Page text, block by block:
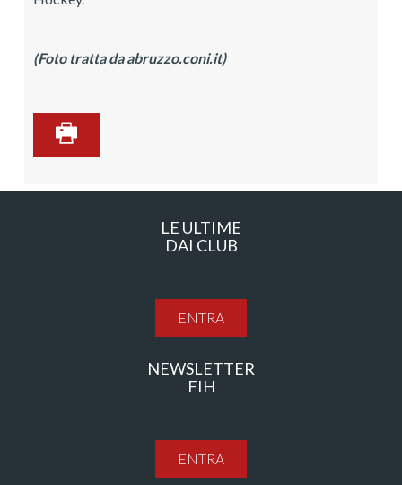
(Foto tratta da abruzzo.coni.it)
LE ULTIME
DAI CLUB
ENTRA
NEWSLETTER
FIH
ENTRA